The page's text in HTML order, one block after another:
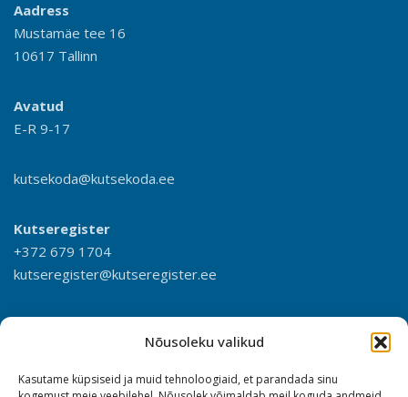
Nõusoleku valikud
Kasutame küpsiseid ja muid tehnoloogiaid, et parandada sinu
Aadress
Mustamäe tee 16
10617 Tallinn
Avatud
E-R 9-17
kutsekoda@kutsekoda.ee
Kutseregister
+372 679 1704
kutseregister@kutseregister.ee